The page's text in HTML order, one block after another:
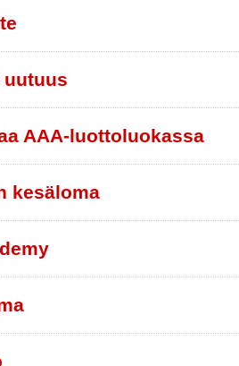
uutuus
AAA-luottoluokassa
kesäloma